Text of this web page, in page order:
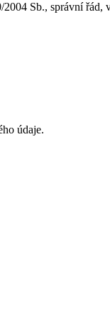
Sb., správní řád,
údaje.